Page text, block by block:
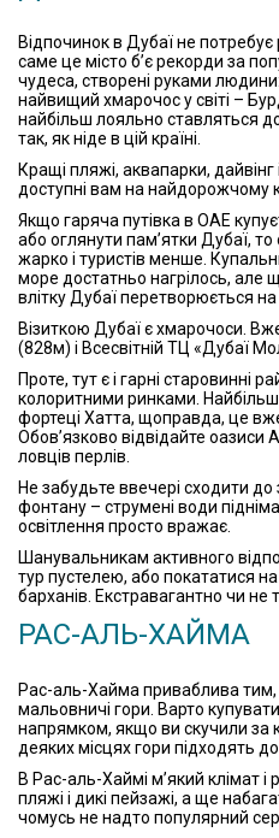
Відпочинок в Дубаї не
саме це місто б’є рекорди за
чудеса, створені руками
найвищий хмарочос у світі –
найбільш лояльно ставляться
так, як ніде в цій країні.
Кращі пляжі, аквапарки, дайвінг
доступні вам на найдорожчому
Якщо гаряча путівка в ОАЕ
або оглянути пам’ятки Дубаї,
жарко і туристів менше.
море достатньо нагрілось, але
влітку Дубаї перетворюється на
Візиткою Дубаї є хмарочоси.
(828м) і Всесвітній ТЦ «Дубаї
Проте, тут є і гарні старовинні
колоритними ринками.
фортеці Хатта, щоправда, це
Обов’язково відвідайте
ловців перлів.
Не забудьте ввечері сходити
фонтану – струмені води
освітлення просто вражає.
Шанувальникам активного
тур пустелею, або покататися
барханів. Екстравагантно чи не
РАС-АЛЬ-ХАЙМА
Рас-аль-Хайма приваблива
мальовничі гори. Варто
напрямком, якщо ви скучили за
деяких місцях гори підходять
В Рас-аль-Хаймі м’який клімат і
пляжі і дикі пейзажі, а ще
чомусь не надто популярний